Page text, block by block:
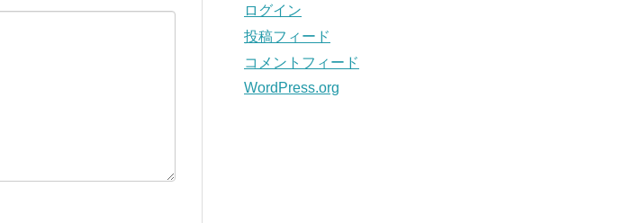
ログイン
投稿フィード
コメントフィード
WordPress.org